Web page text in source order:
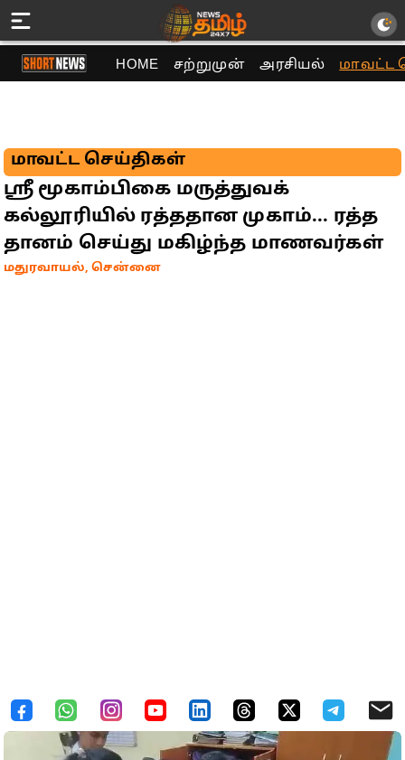
HOME சற்றுமுன் அரசியல் மாவட்ட
மாவட்ட செய்திகள்
ஸ்ரீ மூகாம்பிகை மருத்துவக்
கல்லூரியில் ரத்ததான முகாம்... ரத்த
தானம் செய்து மகிழ்ந்த மாணவர்கள்
மதுரவாயல், சென்னை